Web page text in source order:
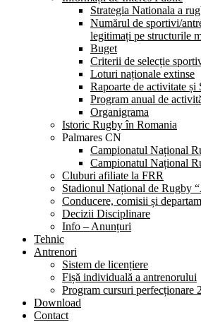
Strategia Nationala a
Numărul de sportivi/
legitimați pe structurile
Buget
Criterii de selecție
Loturi naționale extinse
Rapoarte de activitate
Program anual de
Organigrama
Istoric Rugby în Romania
Palmares CN
Campionatul Național
Campionatul Național
Cluburi afiliate la FRR
Stadionul Național de Rugby
Conducere, comisii și
Decizii Disciplinare
Info – Anunțuri
Tehnic
Antrenori
Sistem de licențiere
Fișă individuală a antrenorului
Program cursuri perfecționare
Download
Contact